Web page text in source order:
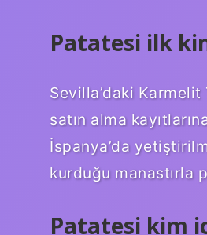
Patatesi ilk
Sevilla’daki Karmelit
satın alma
İspanya’da
kurduğu manastırla
Patatesi kim